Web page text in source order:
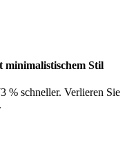
Stil
% schneller. Verlieren Sie